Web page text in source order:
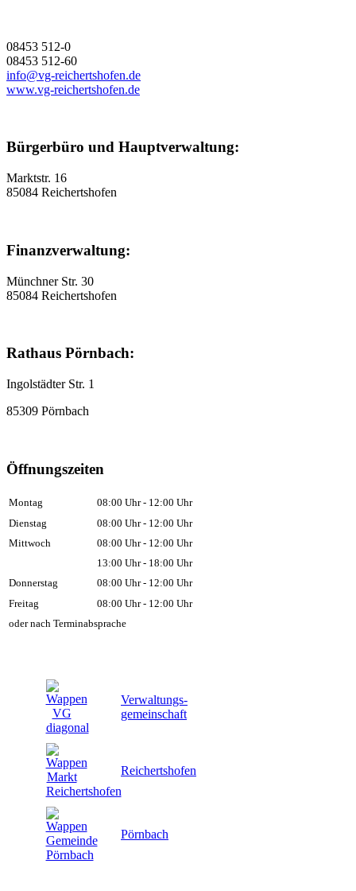
08453 512-0
08453 512-60
info@vg-reichertshofen.de
www.vg-reichertshofen.de
Bürgerbüro und Hauptverwaltung:
Marktstr. 16
85084 Reichertshofen
Finanzverwaltung:
Münchner Str. 30
85084 Reichertshofen
Rathaus Pörnbach:
Ingolstädter Str. 1
85309 Pörnbach
Öffnungszeiten
Montag
08:00 Uhr - 12:00 Uhr
Dienstag
08:00 Uhr - 12:00 Uhr
Mittwoch
08:00 Uhr - 12:00 Uhr
13:00 Uhr - 18:00 Uhr
Donnerstag
08:00 Uhr - 12:00 Uhr
Freitag
08:00 Uhr - 12:00 Uhr
oder nach Terminabsprache
Verwaltungs-
gemeinschaft
Reichertshofen
Pörnbach